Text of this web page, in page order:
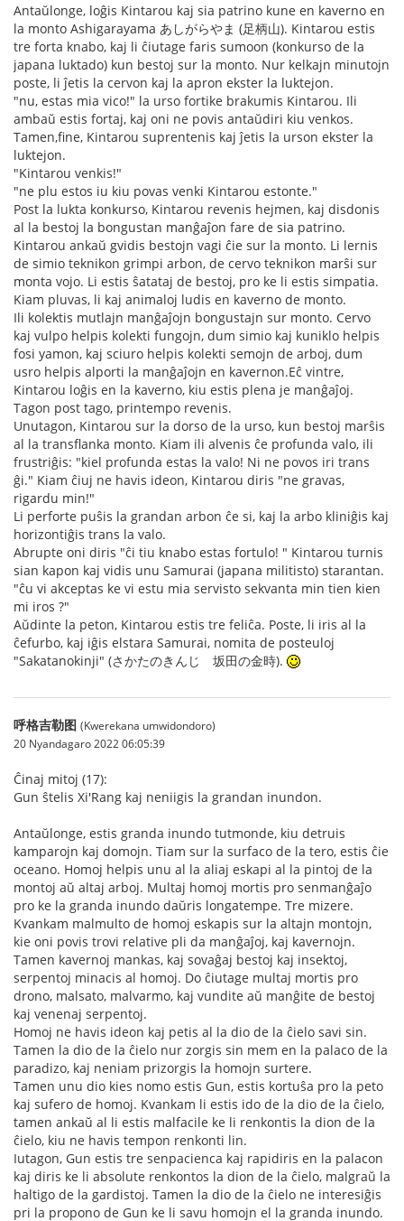
Antaŭlonge, loĝis Kintarou kaj sia patrino kune en kaverno en
la monto Ashigarayama あしがらやま (足柄山). Kintarou estis
tre forta knabo, kaj li ĉiutage faris sumoon (konkurso de la
japana luktado) kun bestoj sur la monto. Nur kelkajn minutojn
poste, li ĵetis la cervon kaj la apron ekster la luktejon.
"nu, estas mia vico!" la urso fortike brakumis Kintarou. Ili
ambaŭ estis fortaj, kaj oni ne povis antaŭdiri kiu venkos.
Tamen,fine, Kintarou suprentenis kaj ĵetis la urson ekster la
luktejon.
"Kintarou venkis!"
"ne plu estos iu kiu povas venki Kintarou estonte."
Post la lukta konkurso, Kintarou revenis hejmen, kaj disdonis
al la bestoj la bongustan manĝaĵon fare de sia patrino.
Kintarou ankaŭ gvidis bestojn vagi ĉie sur la monto. Li lernis
de simio teknikon grimpi arbon, de cervo teknikon marŝi sur
monta vojo. Li estis ŝatataj de bestoj, pro ke li estis simpatia.
Kiam pluvas, li kaj animaloj ludis en kaverno de monto.
Ili kolektis mutlajn manĝaĵojn bongustajn sur monto. Cervo
kaj vulpo helpis kolekti fungojn, dum simio kaj kuniklo helpis
fosi yamon, kaj sciuro helpis kolekti semojn de arboj, dum
usro helpis alporti la manĝaĵojn en kavernon.Eĉ vintre,
Kintarou loĝis en la kaverno, kiu estis plena je manĝaĵoj.
Tagon post tago, printempo revenis.
Unutagon, Kintarou sur la dorso de la urso, kun bestoj marŝis
al la transflanka monto. Kiam ili alvenis ĉe profunda valo, ili
frustriĝis: "kiel profunda estas la valo! Ni ne povos iri trans
ĝi." Kiam ĉiuj ne havis ideon, Kintarou diris "ne gravas,
rigardu min!"
Li perforte puŝis la grandan arbon ĉe si, kaj la arbo kliniĝis kaj
horizontiĝis trans la valo.
Abrupte oni diris "ĉi tiu knabo estas fortulo! " Kintarou turnis
sian kapon kaj vidis unu Samurai (japana militisto) starantan.
"ĉu vi akceptas ke vi estu mia servisto sekvanta min tien kien
mi iros ?"
Aŭdinte la peton, Kintarou estis tre feliĉa. Poste, li iris al la
ĉefurbo, kaj iĝis elstara Samurai, nomita de posteuloj
"Sakatanokinji" (さかたのきんじ 坂田の金時).
呼格吉勒图 (Kwerekana umwidondoro)
20 Nyandagaro 2022 06:05:39
Ĉinaj mitoj (17):
Gun ŝtelis Xi'Rang kaj neniigis la grandan inundon.
Antaŭlonge, estis granda inundo tutmonde, kiu detruis
kamparojn kaj domojn. Tiam sur la surfaco de la tero, estis ĉie
oceano. Homoj helpis unu al la aliaj eskapi al la pintoj de la
montoj aŭ altaj arboj. Multaj homoj mortis pro senmanĝaĵo
pro ke la granda inundo daŭris longatempe. Tre mizere.
Kvankam malmulto de homoj eskapis sur la altajn montojn,
kie oni povis trovi relative pli da manĝaĵoj, kaj kavernojn.
Tamen kavernoj mankas, kaj sovaĝaj bestoj kaj insektoj,
serpentoj minacis al homoj. Do ĉiutage multaj mortis pro
drono, malsato, malvarmo, kaj vundite aŭ manĝite de bestoj
kaj venenaj serpentoj.
Homoj ne havis ideon kaj petis al la dio de la ĉielo savi sin.
Tamen la dio de la ĉielo nur zorgis sin mem en la palaco de la
paradizo, kaj neniam prizorgis la homojn surtere.
Tamen unu dio kies nomo estis Gun, estis kortuŝa pro la peto
kaj sufero de homoj. Kvankam li estis ido de la dio de la ĉielo,
tamen ankaŭ al li estis malfacile ke li renkontis la dion de la
ĉielo, kiu ne havis tempon renkonti lin.
Iutagon, Gun estis tre senpacienca kaj rapidiris en la palacon
kaj diris ke li absolute renkontos la dion de la ĉielo, malgraŭ la
haltigo de la gardistoj. Tamen la dio de la ĉielo ne interesiĝis
pri la propono de Gun ke li savu homojn el la granda inundo.